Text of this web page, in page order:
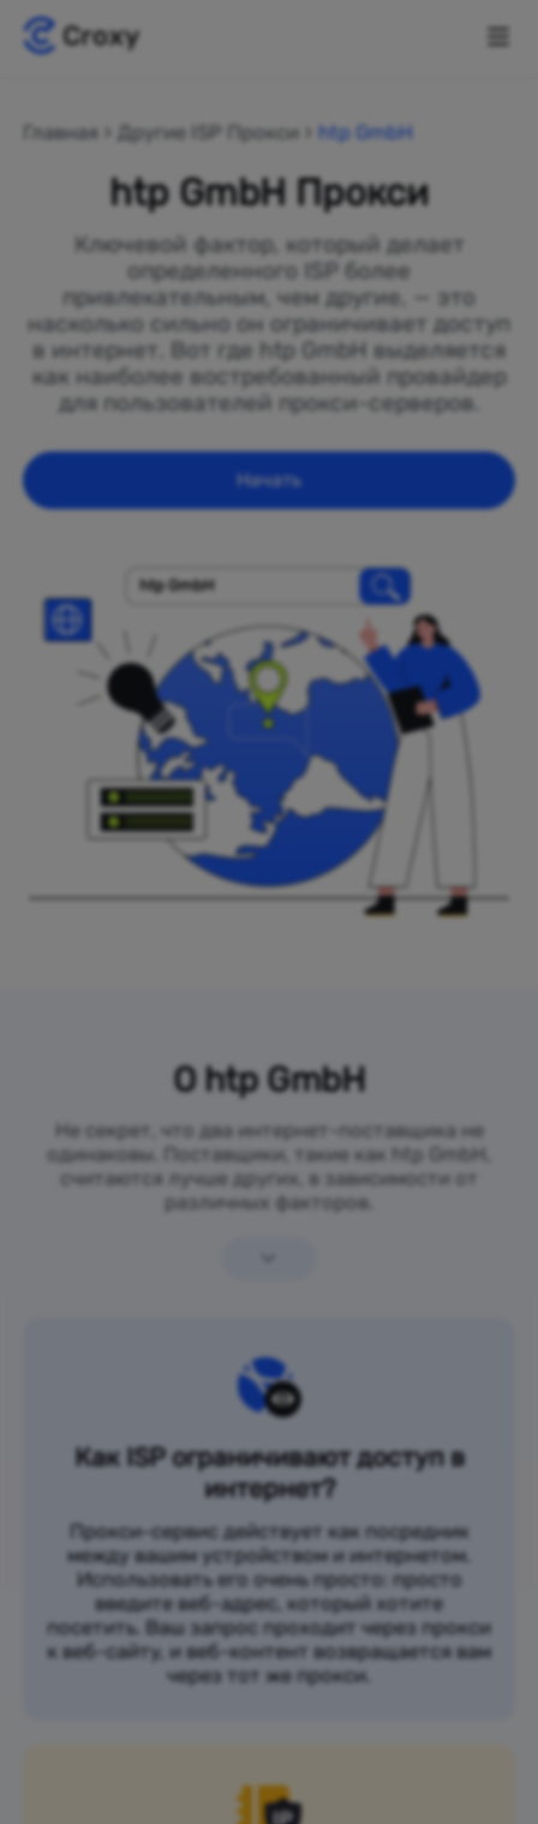
Главная Другие ISP Прокси htp GmbH
htp GmbH Прокси
Ключевой фактор, который делает
определенного ISP более
привлекательным, чем другие, — это
насколько сильно он ограничивает доступ
в интернет. Вот где htp GmbH выделяется
как наиболее востребованный провайдер
для пользователей прокси-серверов.
Начать
htp GmbH
О htp GmbH
Не секрет, что два интернет-поставщика не
одинаковы. Поставщики, такие как htp GmbH,
считаются лучше других, в зависимости от
различных факторов.
Как ISP ограничивают доступ в
интернет?
Прокси-сервис действует как посредник
между вашим устройством и интернетом.
Использовать его очень просто: просто
введите веб-адрес, который хотите
посетить. Ваш запрос проходит через прокси
к веб-сайту, и веб-контент возвращается вам
через тот же прокси.